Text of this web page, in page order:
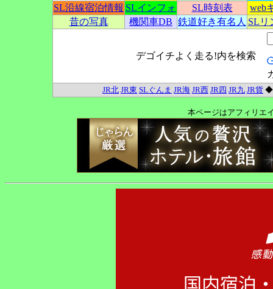
SL沿線宿泊情報 SLインフォ SL時刻表
web
昔の写真
機関車DB 鉄道好き有名人 SLリ
デゴイチよく走る!内を検索
JR北 JR東 SLぐんま JR海 JR西 JR四 JR九 JR貨
本ページはアフィリエ